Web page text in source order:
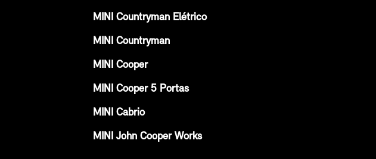
MINI Countryman Elétrico
MINI Countryman
MINI Cooper
MINI Cooper 5 Portas
MINI Cabrio
MINI John Cooper Works